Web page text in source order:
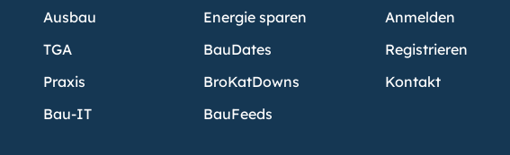
Ausbau
TGA
Praxis
Bau-IT
Energie sparen
BauDates
BroKatDowns
BauFeeds
Anmelden
Registrieren
Kontakt